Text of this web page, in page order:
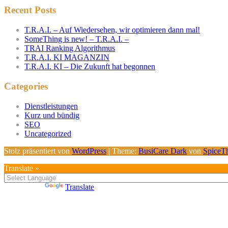
Recent Posts
T.R.A.I. – Auf Wiedersehen, wir optimieren dann mal!
SomeThing is new! – T.R.A.I. –
TRAI Ranking Algorithmus
T.R.A.I. KI MAGANZIN
T.R.A.I. KI – Die Zukunft hat begonnen
Categories
Dienstleistungen
Kurz und bündig
SEO
Uncategorized
Stolz präsentiert von WordPress | Theme: BusiCare Dark von
Translate »
Translate